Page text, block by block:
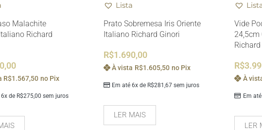
Malachite
Richard
6x de R$275,00 sem juros
R$1.567,50 no Pix
Lista
Prato Sobremesa Iris Oriente
Italiano Richard Ginori
R$1.690,00
Em até 6x de R$281,67 sem juros
À vista R$1.605,50 no Pix
LER MAIS
Vide
24,5cm
R$
Em
À
LER